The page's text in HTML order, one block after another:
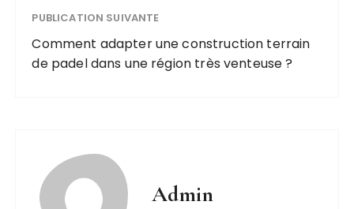
PUBLICATION SUIVANTE
Comment adapter une construction terrain
de padel dans une région très venteuse ?
Admin